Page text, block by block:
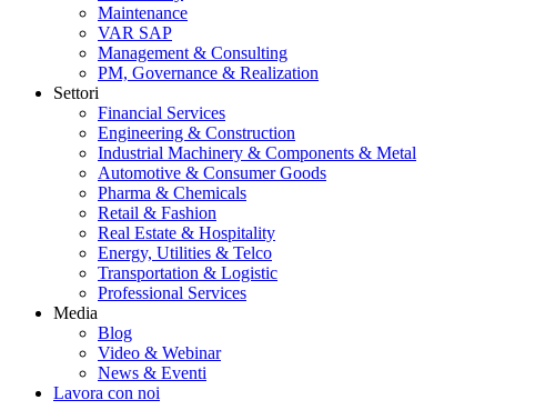
Maintenance
VAR SAP
Management & Consulting
PM, Governance & Realization
Settori
Financial Services
Engineering & Construction
Industrial Machinery & Components & Metal
Automotive & Consumer Goods
Pharma & Chemicals
Retail & Fashion
Real Estate & Hospitality
Energy, Utilities & Telco
Transportation & Logistic
Professional Services
Media
Blog
Video & Webinar
News & Eventi
Lavora con noi